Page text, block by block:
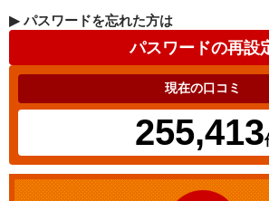
▶ パスワードを忘れた方は
現在の口コミ
255,413